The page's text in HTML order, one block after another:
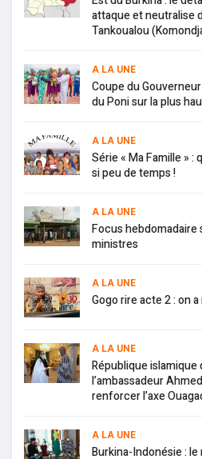
attaque et neutralise
Tankoualou
A LA UNE
Coupe du
du Poni sur la plus
A LA UNE
Série « Ma Famille » :
si peu de temps !
A LA UNE
Focus hebdomadaire
ministres
A LA UNE
Gogo rire acte 2 : on
A LA UNE
République islamique
l’ambassadeur
renforcer l’axe
A LA UNE
Burkina-Indonésie :